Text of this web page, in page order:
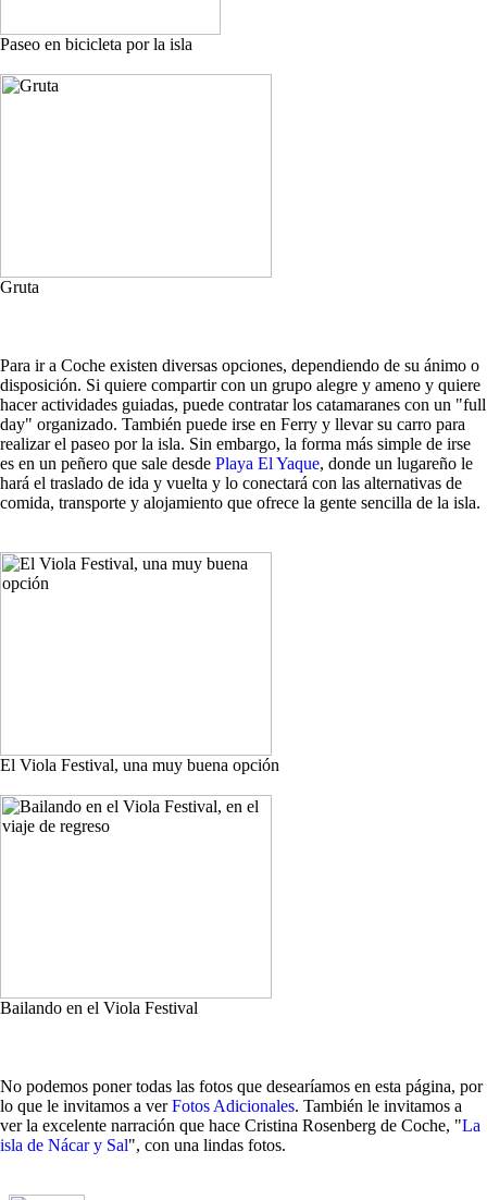
Paseo en bicicleta por la isla
Gruta
Para ir a Coche existen diversas opciones, dependiendo de su ánimo o
disposición. Si quiere compartir con un grupo alegre y ameno y quiere
hacer actividades guiadas, puede contratar los catamaranes con un "full
day" organizado. También puede irse en Ferry y llevar su carro para
realizar el paseo por la isla. Sin embargo, la forma más simple de irse
es en un peñero que sale desde Playa El Yaque, donde un lugareño le
hará el traslado de ida y vuelta y lo conectará con las alternativas de
comida, transporte y alojamiento que ofrece la gente sencilla de la isla.
El Viola Festival, una muy buena opción
Bailando en el Viola Festival
No podemos poner todas las fotos que desearíamos en esta página, por
lo que le invitamos a verFotos Adicionales. También le invitamos a
ver la excelente narración que hace Cristina Rosenberg de Coche, "La
isla de Nácar y Sal", con una lindas fotos.